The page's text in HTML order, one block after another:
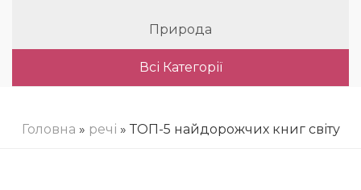
Природа
Всі Категорії
Головна » речі » ТОП-5 найдорожчих книг світу